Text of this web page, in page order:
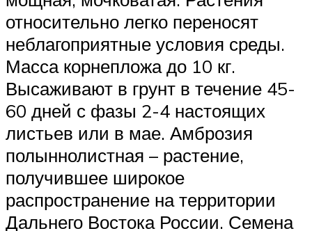
относительно легко переносят
неблагоприятные условия среды.
Масса корнепложа до 10 кг.
Высаживают в грунт в течение 45-
60 дней с фазы 2-4 настоящих
листьев или в мае. Амброзия
полыннолистная – растение,
получившее широкое
распространение на территории
Дальнего Востока России. Семена